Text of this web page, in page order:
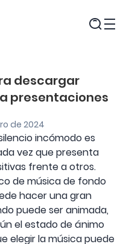
descargar
presentaciones
de 2024
incómodo es
vez que presenta
frente a otros.
de música de fondo
hacer una gran
puede ser animada,
el estado de ánimo
elegir la música puede